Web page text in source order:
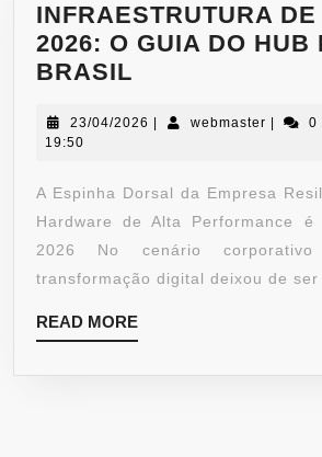
INFRAESTRUTURA DE
2026: O GUIA DO HUB
BRASIL
23/04/2026 webmaster 0
19:50
A Espinha Dorsal da Empresa
Hardware de Alta Performance
2026 No cenário
transformação digital deixou de ser
READ MORE